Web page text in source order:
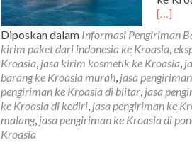
[…]
Diposkan dalam Informasi Pengiriman
kirim paket dari indonesia ke Kroasia,
Kroasia, jasa kirim kosmetik ke Kroasia,
barang ke Kroasia murah, jasa
pengiriman ke Kroasia di blitar, jasa
ke Kroasia di kediri, jasa pengiriman ke
malang, jasa pengiriman ke Kroasia di
Kroasia